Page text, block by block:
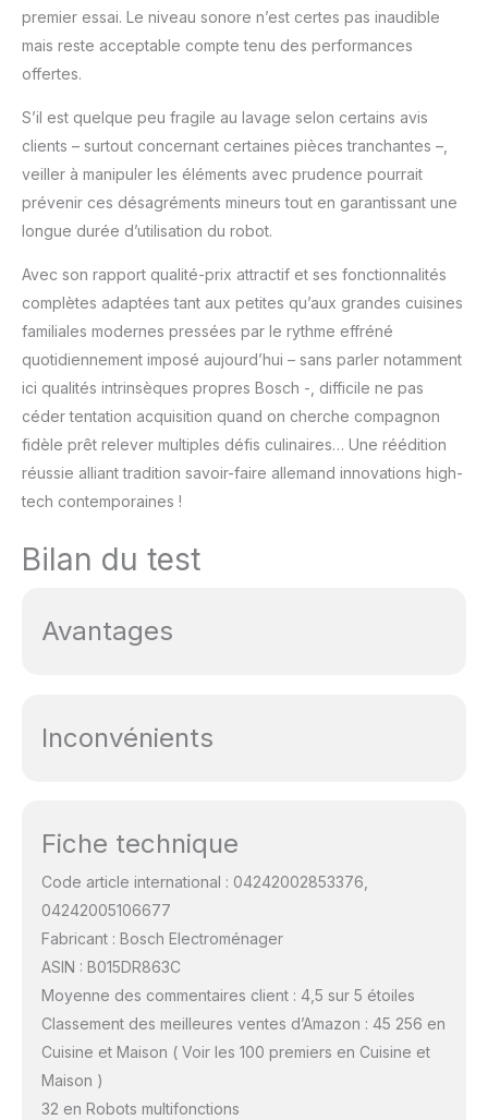
premier essai. Le niveau sonore n’est certes pas inaudible
mais reste acceptable compte tenu des performances
offertes.
S’il est quelque peu fragile au lavage selon certains avis
clients – surtout concernant certaines pièces tranchantes –,
veiller à manipuler les éléments avec prudence pourrait
prévenir ces désagréments mineurs tout en garantissant une
longue durée d’utilisation du robot.
Avec son rapport qualité-prix attractif et ses fonctionnalités
complètes adaptées tant aux petites qu’aux grandes cuisines
familiales modernes pressées par le rythme effréné
quotidiennement imposé aujourd’hui – sans parler notamment
ici qualités intrinsèques propres Bosch -, difficile ne pas
céder tentation acquisition quand on cherche compagnon
fidèle prêt relever multiples défis culinaires… Une réédition
réussie alliant tradition savoir-faire allemand innovations high-
tech contemporaines !
Bilan du test
Avantages
Inconvénients
Fiche technique
Code article international : 04242002853376,
04242005106677
Fabricant : Bosch Electroménager
ASIN : B015DR863C
Moyenne des commentaires client : 4,5 sur 5 étoiles
Classement des meilleures ventes d’Amazon : 45 256 en
Cuisine et Maison ( Voir les 100 premiers en Cuisine et
Maison )
32 en Robots multifonctions